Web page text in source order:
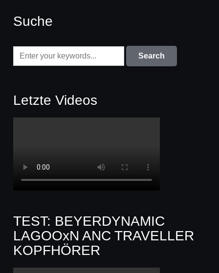
Suche
Letzte Videos
TEST: BEYERDYNAMIC
LAGOOxN ANC TRAVELLER
KOPFHÖRER